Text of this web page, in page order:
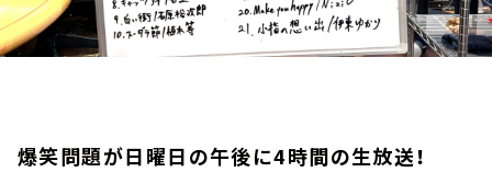
爆笑問題が日曜日の午後に4時間の生放送！